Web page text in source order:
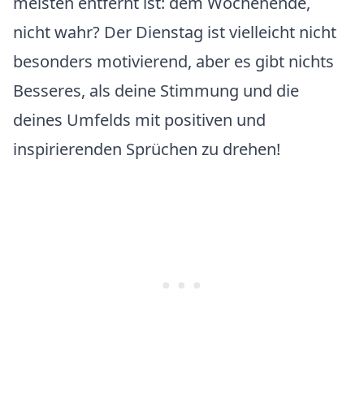
nicht wahr? Der Dienstag ist vielleicht nicht
besonders motivierend, aber es gibt nichts
Besseres, als deine Stimmung und die
deines Umfelds mit positiven und
inspirierenden Sprüchen zu drehen!